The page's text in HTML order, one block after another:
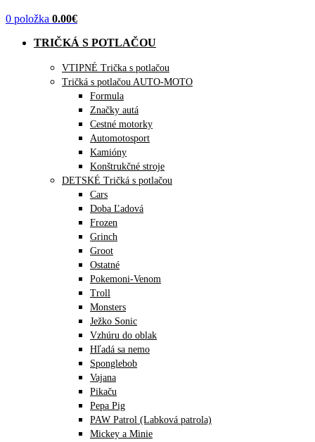
0 položka 0.00€
TRIČKÁ S POTLAČOU
VTIPNÉ Trička s potlačou
Tričká s potlačou AUTO-MOTO
Formula
Značky autá
Cestné motorky
Automotosport
Kamióny
Konštrukčné stroje
DETSKÉ Tričká s potlačou
Cars
Doba Ľadová
Frozen
Grinch
Groot
Ostatné
Pokemoni-Venom
Troll
Monsters
Ježko Sonic
Vzhúru do oblak
Hľadá sa nemo
Sponglebob
Vajana
Pikaču
Pepa Pig
PAW Patrol (Labková patrola)
Mickey a Minie